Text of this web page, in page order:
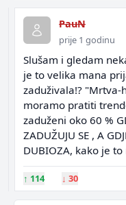
PauN
prije 1 godinu
Slušam i gledam
je to velika mana
zaduživala!?
moramo pratiti
zaduženi oko 60 %
ZADUŽUJU SE , A
DUBIOZA, kako je to
↑ 114 ↓ 30